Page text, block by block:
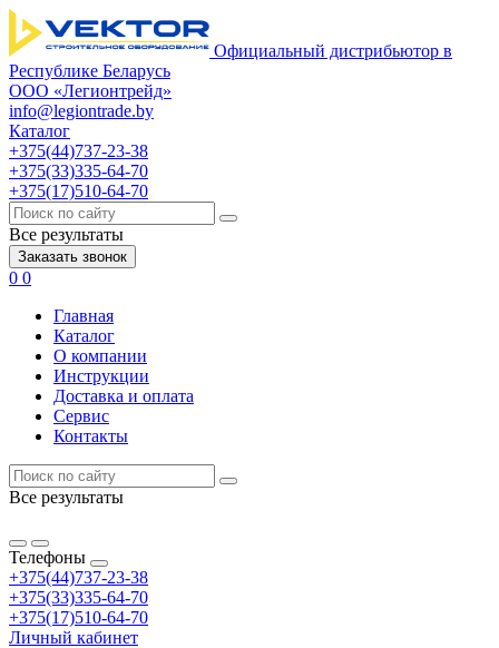
Официальный дистрибьютор в
Республике Беларусь
ООО «Легионтрейд»
info@legiontrade.by
Каталог
+375(44)737-23-38
+375(33)335-64-70
+375(17)510-64-70
Все результаты
Заказать звонок
0 0
Главная
Каталог
О компании
Инструкции
Доставка и оплата
Сервис
Контакты
Все результаты
Телефоны
+375(44)737-23-38
+375(33)335-64-70
+375(17)510-64-70
Личный кабинет